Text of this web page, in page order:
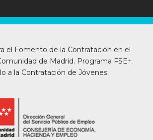
el Fomento de la Contratación en el
de Madrid. Programa FSE+.
a la Contratación de Jóvenes.